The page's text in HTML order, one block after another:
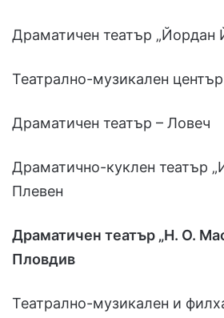
Драматичен театър „Йордан
Театрално-музикален
Драматичен театър – Ловеч
Драматично-куклен театър
Плевен
Драматичен театър „Н. О.
Пловдив
Театрално-музикален и